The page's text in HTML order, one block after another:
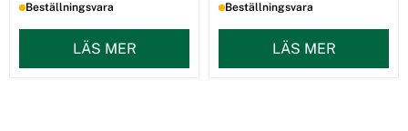
Beställningsvara
LÄS MER
Beställningsvara
LÄS MER